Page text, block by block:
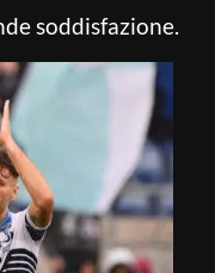
soddisfazione.